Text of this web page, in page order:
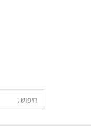
עבור: